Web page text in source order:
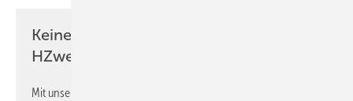
Keine Zeit? Kein Problem mit dem
HZwei-Newsletter!
Mit unserem Newsletter erhalten Sie regelmäßig von uns